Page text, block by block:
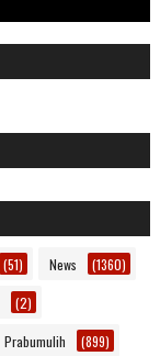
(51) News (1360)
(2)
Prabumulih (899)